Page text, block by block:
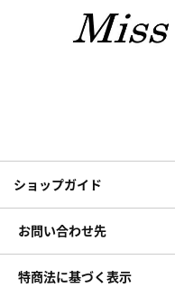
ショップガイド
お問い合わせ先
特商法に基づく表示